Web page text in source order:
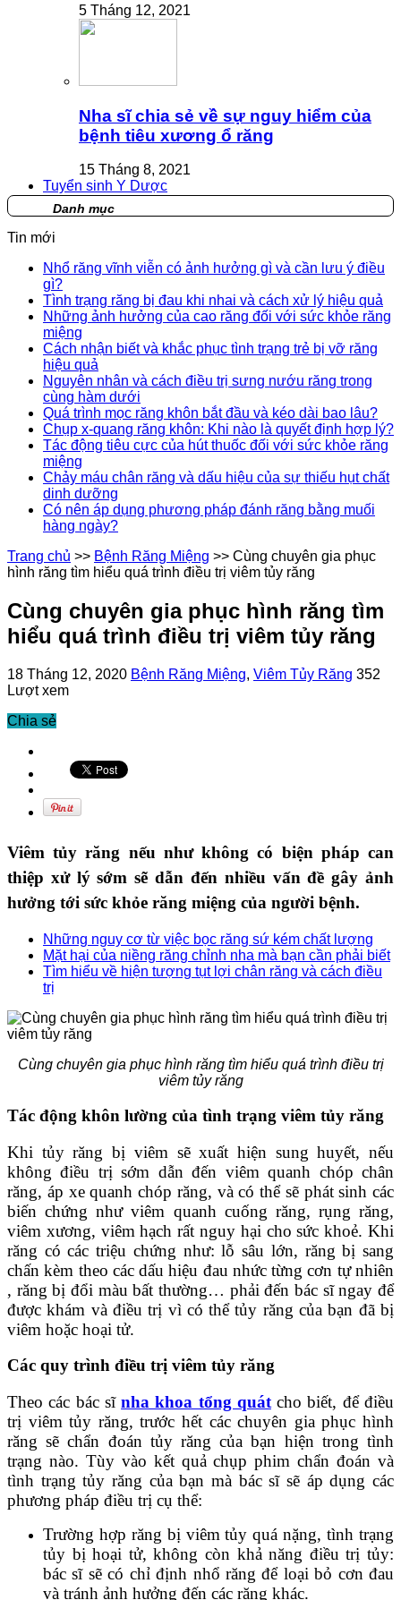
5 Tháng 12, 2021
Nha sĩ chia sẻ về sự nguy hiểm của
bệnh tiêu xương ổ răng
15 Tháng 8, 2021
Tuyển sinh Y Dược
Danh mục
Tin mới
Nhổ răng vĩnh viễn có ảnh hưởng gì và cần lưu ý điều
gì?
Tình trạng răng bị đau khi nhai và cách xử lý hiệu quả
Những ảnh hưởng của cao răng đối với sức khỏe răng
miệng
Cách nhận biết và khắc phục tình trạng trẻ bị vỡ răng
hiệu quả
Nguyên nhân và cách điều trị sưng nướu răng trong
cùng hàm dưới
Quá trình mọc răng khôn bắt đầu và kéo dài bao lâu?
Chụp x-quang răng khôn: Khi nào là quyết định hợp lý?
Tác động tiêu cực của hút thuốc đối với sức khỏe răng
miệng
Chảy máu chân răng và dấu hiệu của sự thiếu hụt chất
dinh dưỡng
Có nên áp dụng phương pháp đánh răng bằng muối
hàng ngày?
Trang chủ >> Bệnh Răng Miệng >> Cùng chuyên gia phục
hình răng tìm hiểu quá trình điều trị viêm tủy răng
Cùng chuyên gia phục hình răng tìm
hiểu quá trình điều trị viêm tủy răng
18 Tháng 12, 2020 Bệnh Răng Miệng, Viêm Tủy Răng 352
Lượt xem
Chia sẻ
Viêm tủy răng nếu như không có biện pháp can
thiệp xử lý sớm sẽ dẫn đến nhiều vấn đề gây ảnh
hưởng tới sức khỏe răng miệng của người bệnh.
Những nguy cơ từ việc bọc răng sứ kém chất lượng
Mặt hại của niềng răng chỉnh nha mà bạn cần phải biết
Tìm hiểu về hiện tượng tụt lợi chân răng và cách điều
trị
Cùng chuyên gia phục hình răng tìm hiểu quá trình điều trị
viêm tủy răng
Tác động khôn lường của tình trạng viêm tủy răng
Khi tủy răng bị viêm sẽ xuất hiện sung huyết, nếu
không điều trị sớm dẫn đến viêm quanh chóp chân
răng, áp xe quanh chóp răng, và có thể sẽ phát sinh các
biến chứng như viêm quanh cuống răng, rụng răng,
viêm xương, viêm hạch rất nguy hại cho sức khoẻ. Khi
răng có các triệu chứng như: lỗ sâu lớn, răng bị sang
chấn kèm theo các dấu hiệu đau nhức từng cơn tự nhiên
, răng bị đổi màu bất thường… phải đến bác sĩ ngay để
được khám và điều trị vì có thể tủy răng của bạn đã bị
viêm hoặc hoại tử.
Các quy trình điều trị viêm tủy răng
Theo các bác sĩnha khoa tổng quátcho biết, để điều
trị viêm tủy răng, trước hết các chuyên gia phục hình
răng sẽ chẩn đoán tủy răng của bạn hiện trong tình
trạng nào. Tùy vào kết quả chụp phim chẩn đoán và
tình trạng tủy răng của bạn mà bác sĩ sẽ áp dụng các
phương pháp điều trị cụ thể:
Trường hợp răng bị viêm tủy quá nặng, tình trạng
tủy bị hoại tử, không còn khả năng điều trị tủy:
bác sĩ sẽ có chỉ định nhổ răng để loại bỏ cơn đau
và tránh ảnh hưởng đến các răng khác.